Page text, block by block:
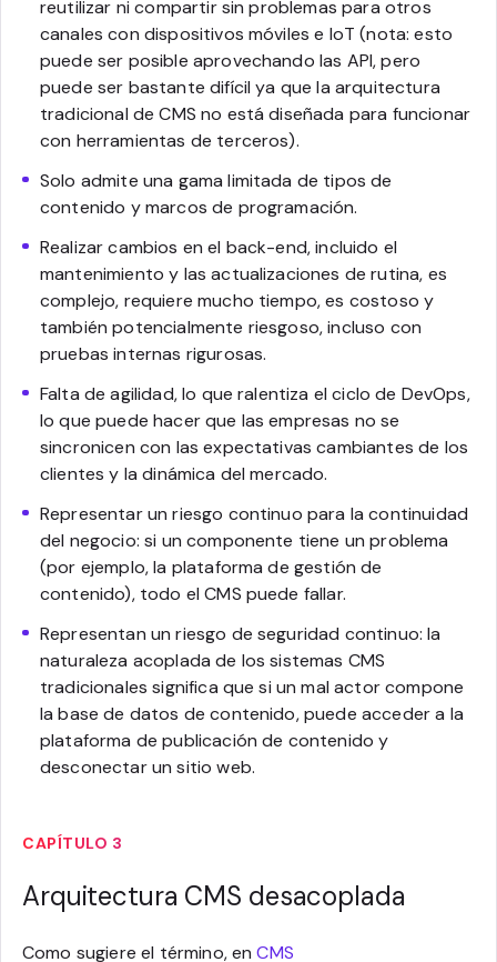
reutilizar ni compartir sin problemas para otros
canales con dispositivos móviles e IoT (nota: esto
puede ser posible aprovechando las API, pero
puede ser bastante difícil ya que la arquitectura
tradicional de CMS no está diseñada para funcionar
con herramientas de terceros).
Solo admite una gama limitada de tipos de
contenido y marcos de programación.
Realizar cambios en el back-end, incluido el
mantenimiento y las actualizaciones de rutina, es
complejo, requiere mucho tiempo, es costoso y
también potencialmente riesgoso, incluso con
pruebas internas rigurosas.
Falta de agilidad, lo que ralentiza el ciclo de DevOps,
lo que puede hacer que las empresas no se
sincronicen con las expectativas cambiantes de los
clientes y la dinámica del mercado.
Representar un riesgo continuo para la continuidad
del negocio: si un componente tiene un problema
(por ejemplo, la plataforma de gestión de
contenido), todo el CMS puede fallar.
Representan un riesgo de seguridad continuo: la
naturaleza acoplada de los sistemas CMS
tradicionales significa que si un mal actor compone
la base de datos de contenido, puede acceder a la
plataforma de publicación de contenido y
desconectar un sitio web.
CAPÍTULO 3
Arquitectura CMS desacoplada
Como sugiere el término, enCMS